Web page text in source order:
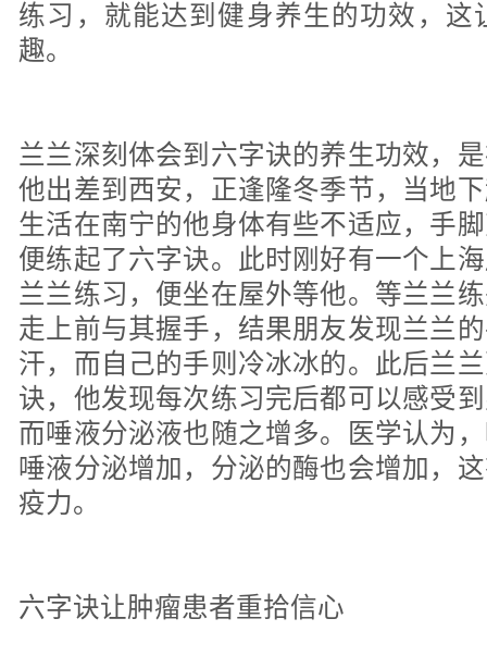
练习，就能达到健身养生的功效，这
趣。
兰兰深刻体会到六字诀的养生功效，
他出差到西安，正逢隆冬季节，当地
生活在南宁的他身体有些不适应，手
便练起了六字诀。此时刚好有一个上
兰兰练习，便坐在屋外等他。等兰兰
走上前与其握手，结果朋友发现兰兰
汗，而自己的手则冷冰冰的。此后兰
诀，他发现每次练习完后都可以感受
而唾液分泌液也随之增多。医学认为
唾液分泌增加，分泌的酶也会增加，
疫力。
六字诀让肿瘤患者重拾信心